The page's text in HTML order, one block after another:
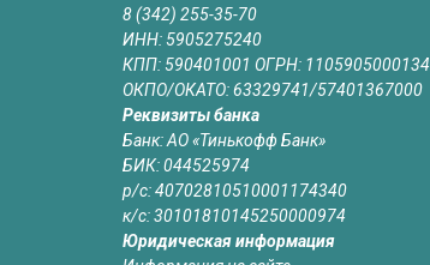
8 (342) 255-35-70
ИНН: 5905275240
КПП: 590401001 ОГРН: 1105905000134
ОКПО/ОКАТО: 63329741/57401367000
Реквизиты банка
Банк: АО «Тинькофф Банк»
БИК: 044525974
р/с: 40702810510001174340
к/с: 30101810145250000974
Юридическая информация